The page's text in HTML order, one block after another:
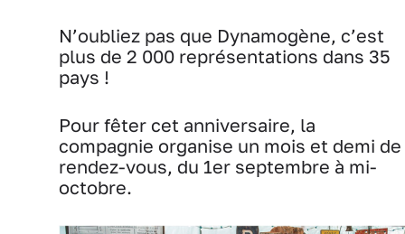
N’oubliez pas que Dynamogène, c’est
plus de 2 000 représentations dans 35
pays !
Pour fêter cet anniversaire, la
compagnie organise un mois et demi de
rendez-vous, du 1er septembre à mi-
octobre.